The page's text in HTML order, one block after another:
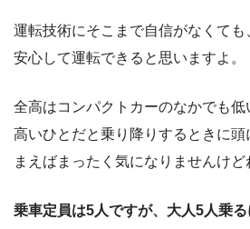
運転技術にそこまで自信がなくて
安心して運転できると思いますよ。
全高はコンパクトカーのなかでも
高いひとだと乗り降りするときに
まえばまったく気になりませんけど
乗車定員は5人ですが、大人5人乗る